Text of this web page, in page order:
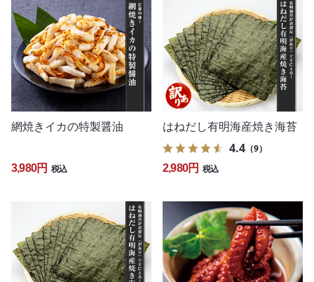
網焼きイカの特製醤油
3,980円 税込
はねだし有明海産焼き海苔
4.4 （9）
2,980円 税込